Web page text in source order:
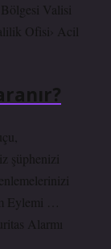
Valisi
Ofisi› Acil
şüphenizi
Eylemi …
Alarmı